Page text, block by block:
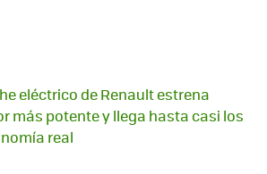
eléctrico de Renault estrena
más potente y llega hasta casi los
real